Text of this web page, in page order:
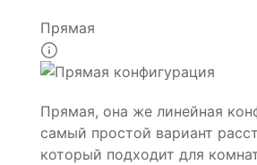
Прямая
Прямая, она же линейная
самый простой вариант
который подходит для